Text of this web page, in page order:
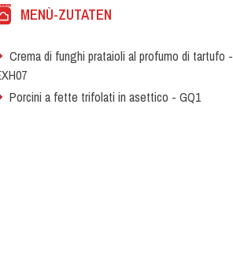
MENÙ-ZUTATEN
Crema di funghi prataioli al profumo di tartufo -
Porcini a fette trifolati in asettico - GQ1